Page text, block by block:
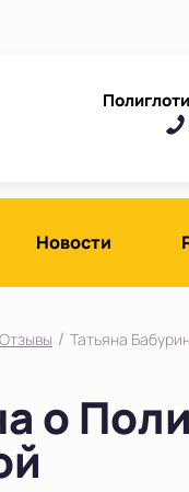
Новости
Отзывы / Татьяна
о